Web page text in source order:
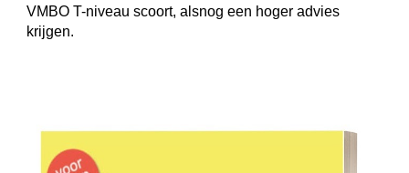
VMBO T-niveau scoort, alsnog een hoger advies
krijgen.